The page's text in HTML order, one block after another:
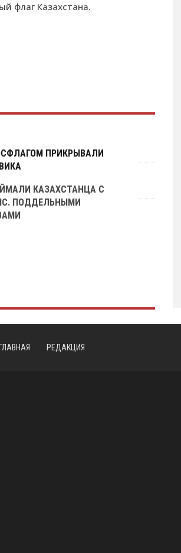
флаг Казахстана.
ПРИКРЫВАЛИ
КАЗАХСТАНЦА С
ПОДДЕЛЬНЫМИ
ГЛАВНАЯ РЕДАКЦИЯ